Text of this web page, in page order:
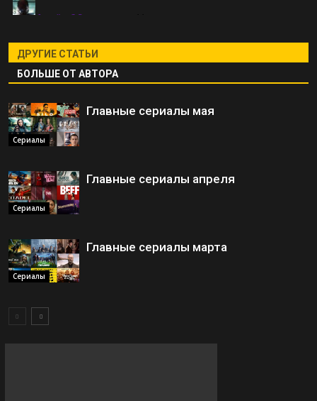
ДРУГИЕ СТАТЬИ
БОЛЬШЕ ОТ АВТОРА
Сериалы
Главные сериалы мая
Сериалы
Главные сериалы апреля
Сериалы
Главные сериалы марта